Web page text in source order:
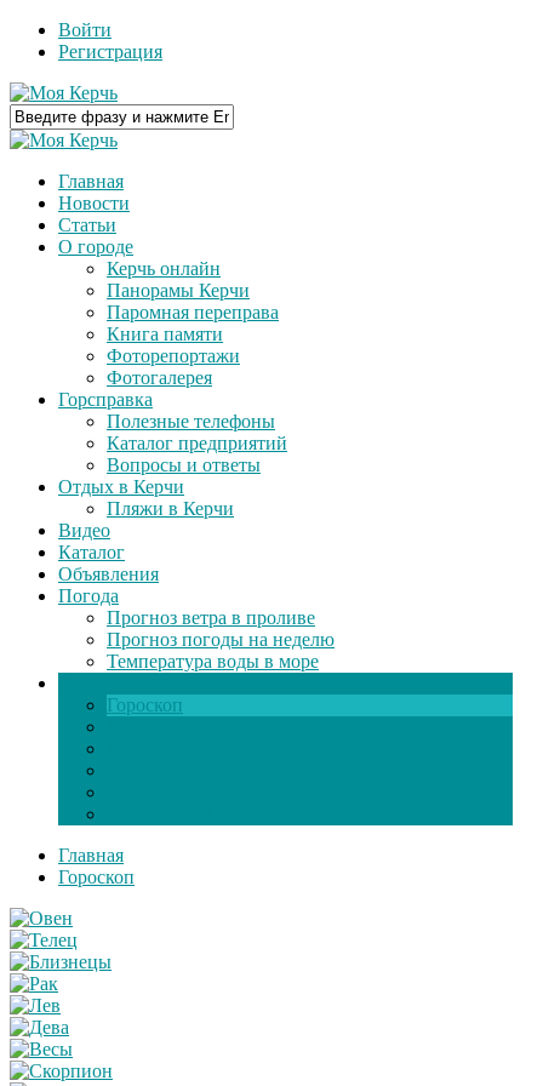
Войти
Регистрация
Главная
Новости
Статьи
О городе
Керчь онлайн
Панорамы Керчи
Паромная переправа
Книга памяти
Фоторепортажи
Фотогалерея
Горсправка
Полезные телефоны
Каталог предприятий
Вопросы и ответы
Отдых в Керчи
Пляжи в Керчи
Видео
Каталог
Объявления
Погода
Прогноз ветра в проливе
Прогноз погоды на неделю
Температура воды в море
Гороскоп
Главная
Гороскоп